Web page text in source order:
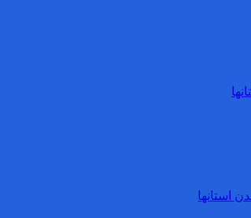
استانها